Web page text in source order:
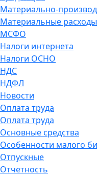
Материально-
Материальные расходы
МСФО
Налоги интернета
Налоги ОСНО
НДС
НДФЛ
Новости
Оплата труда
Оплата труда
Основные средства
Особенности малого
Отпускные
Отчетность